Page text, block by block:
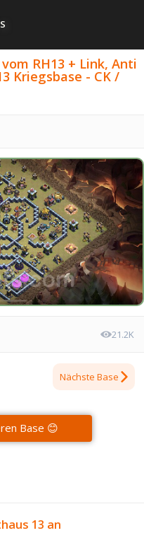
RH13 + Link, Anti
Kriegsbase - CK /
21.2K
Nächste Base
Base 😊
13 an